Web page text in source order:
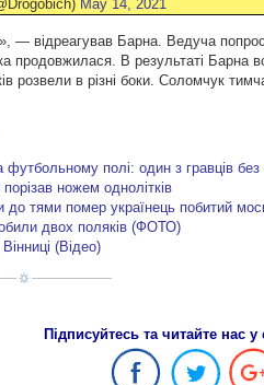
May 14, 2021
— відреагував Барна. Ведуча
В результаті Барна
розвели в різні боки. Соломчук
футбольному полі: один з гравців без
ножем однолітків
тями помер українець побитий
двох поляків (ФОТО)
(Відео)
Підписуйтесь та читайте нас